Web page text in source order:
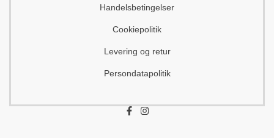
Handelsbetingelser
Cookiepolitik
Levering og retur
Persondatapolitik
F
I